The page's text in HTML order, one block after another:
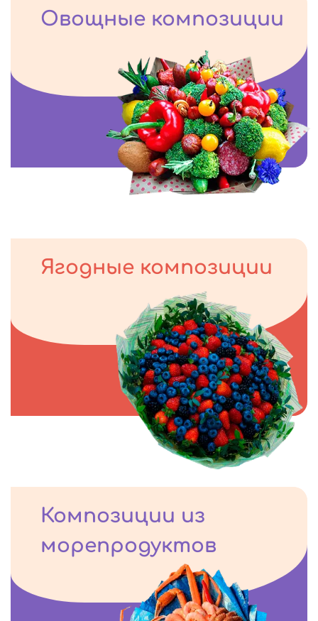
Овощные композиции
Ягодные композиции
Композиции из
морепродуктов